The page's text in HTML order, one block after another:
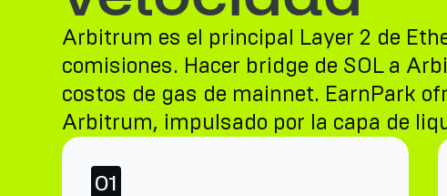
Arbitrum es el principal Layer 2 de
comisiones. Hacer bridge de SOL a
costos de gas de mainnet. EarnPark
Arbitrum, impulsado por la capa de
01